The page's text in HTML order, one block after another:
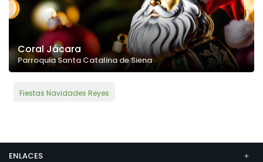
Coral Jácara
Parroquia Santa Catalina de Siena
Fiestas Navidades Reyes
ENLACES